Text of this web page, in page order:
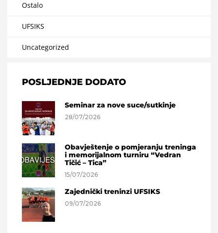
Ostalo
UFSIKS
Uncategorized
POSLJEDNJE DODATO
Seminar za nove suce/sutkinje
28/07/2026
Obavještenje o pomjeranju treninga
i memorijalnom turniru “Vedran
Tičić – Tica”
15/07/2026
Zajednički treninzi UFSIKS
09/07/2026